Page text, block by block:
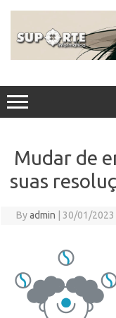
Mudar de
suas
Byadmin 30/01/2023